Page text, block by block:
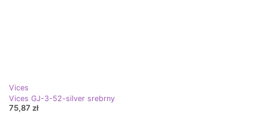
Vices
Vices GJ-3-52-silver srebrny
75,87 zł